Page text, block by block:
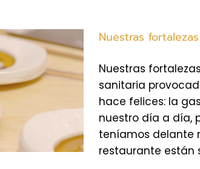
Nuestras
Nuestras
sanitaria
hace felices: la
nuestro día a día,
teníamos delante
restaurante están